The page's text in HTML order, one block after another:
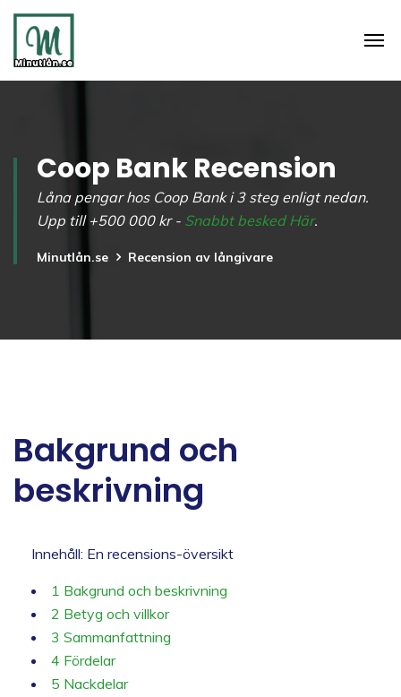
Coop Bank Recension
Låna pengar hos Coop Bank i 3 steg enligt nedan.
Upp till +500 000 kr - Snabbt besked Här.
Minutlån.se Recension av långivare
Bakgrund och
beskrivning
Innehåll: En recensions-översikt
1 Bakgrund och beskrivning
2 Betyg och villkor
3 Sammanfattning
4 Fördelar
5 Nackdelar